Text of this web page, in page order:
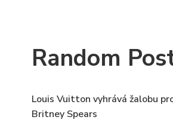
Random
Louis Vuitton vyhrává žalobu
Britney Spears